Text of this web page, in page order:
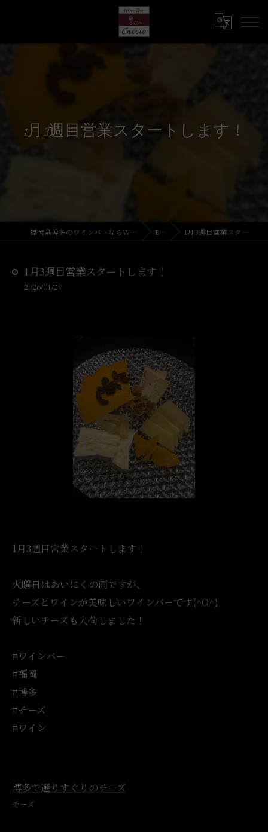
1月3週目営業スタートします！
福岡県博多のワインバーならWine Bar Caccio Blog 1月3週目営業スタートします！
1月3週目営業スタートします！
2026/01/20
1月3週目営業スタートします！
火曜日はあいにくの雨ですが、
チーズとワインが美味しいワインバーです(^O^)
新しいチーズも入荷しました！
#ワインバー
#福岡
#博多
#チーズ
#ワイン
博多で選りすぐりのチーズ
チーズ